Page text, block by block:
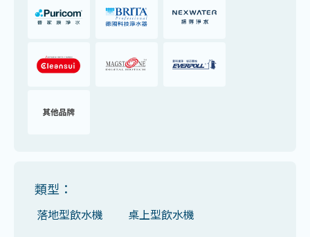
類型：
落地型飲水機
桌上型飲水機